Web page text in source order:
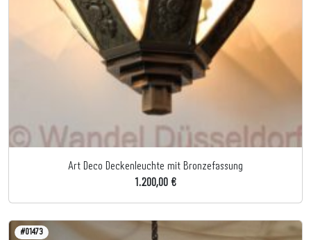
Art Deco Deckenleuchte mit Bronzefassung
1.200,00 €
#01473